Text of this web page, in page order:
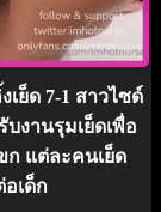
ย็ด 7-1 สาวไซด์
งานรุมเย็ดเพื่อ
ก แต่ละคนเย็ด
เด็ก